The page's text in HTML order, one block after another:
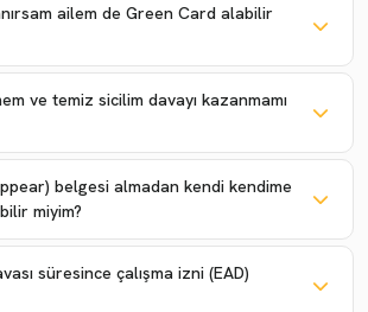
ailem de Green Card alabilir
ve temiz sicilim davayı kazanmamı
belgesi almadan kendi kendime
miyim?
süresince çalışma izni (EAD)